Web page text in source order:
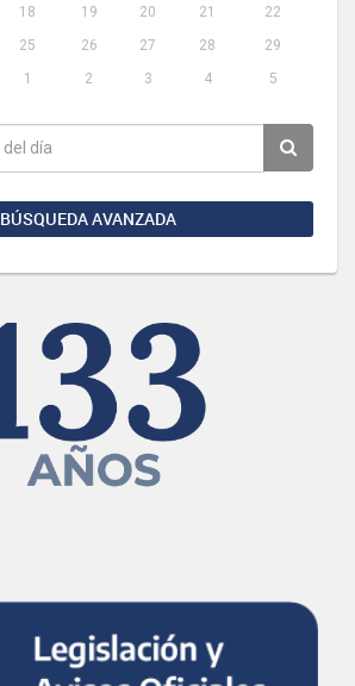
18 19 20 21
22
25 26 27 28
29
1 2 3 4 5
BÚSQUEDA AVANZADA